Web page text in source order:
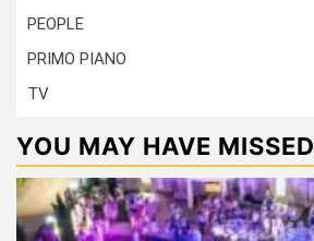
PEOPLE
PRIMO PIANO
TV
YOU MAY HAVE MISSED